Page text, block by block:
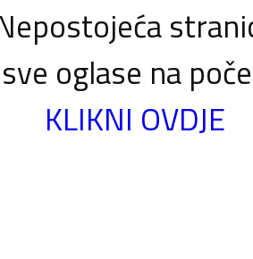
oglase na
KLIKNI OVDJE